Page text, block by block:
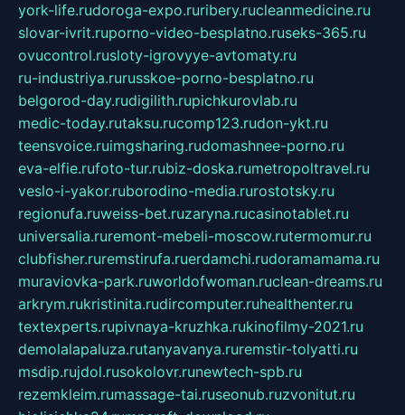
york-life.rudoroga-expo.ruribery.rucleanmedicine.ru
slovar-ivrit.ruporno-video-besplatno.ruseks-365.ru
ovucontrol.rusloty-igrovyye-avtomaty.ru
ru-industriya.rurusskoe-porno-besplatno.ru
belgorod-day.rudigilith.rupichkurovlab.ru
medic-today.rutaksu.rucomp123.rudon-ykt.ru
teensvoice.ruimgsharing.rudomashnee-porno.ru
eva-elfie.rufoto-tur.rubiz-doska.rumetropoltravel.ru
veslo-i-yakor.ruborodino-media.rurostotsky.ru
regionufa.ruweiss-bet.ruzaryna.rucasinotablet.ru
universalia.ruremont-mebeli-moscow.rutermomur.ru
clubfisher.ruremstirufa.ruerdamchi.rudoramamama.ru
muraviovka-park.ruworldofwoman.ruclean-dreams.ru
arkrym.rukristinita.rudircomputer.ruhealthenter.ru
textexperts.rupivnaya-kruzhka.rukinofilmy-2021.ru
demolalapaluza.rutanyavanya.ruremstir-tolyatti.ru
msdip.rujdol.rusokolovr.runewtech-spb.ru
rezemkleim.rumassage-tai.ruseonub.ruzvonitut.ru